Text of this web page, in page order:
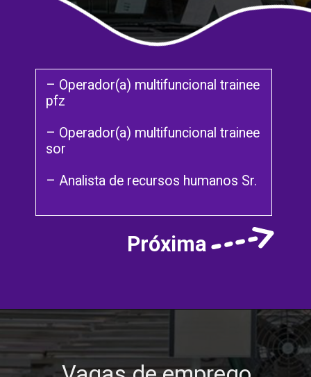
– Operador(a) multifuncional trainee
pfz
– Operador(a) multifuncional trainee
sor
– Analista de recursos humanos Sr.
Próxima